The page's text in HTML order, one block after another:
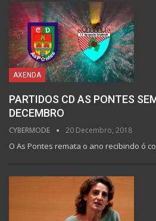
AXENDA
PARTIDOS CD AS PONTES
DECEMBRO
CYBERMODE 20 Decembro, 2018
O As Pontes remata o ano recibindo ó